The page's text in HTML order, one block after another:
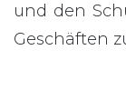
und den
Geschäften